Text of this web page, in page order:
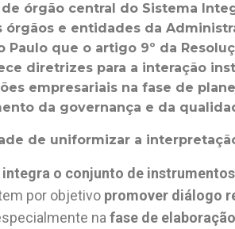
órgão central do Sistema
órgãos e entidades da
Paulo que o artigo 9º da
diretrizes para a interação
empresariais na fase de
da governança e da
de uniformizar a
integra o conjunto de
por objetivo promover diálogo
na fase de